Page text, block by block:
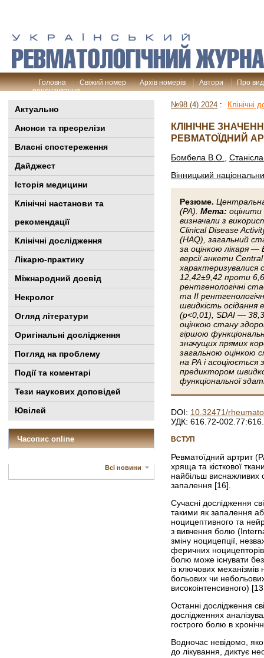
Головна Свіжий номер Архів номерів Автори
Про
рецензування
Актуально
Анонси та пресрелізи
Власні спостереження
Дайджест
Історія медицини
Клінiчні настанови та
рекомендації
Клінічні дослідження
Лікарю-практику
Міжнародний досвід
Некролог
Огляд літератури
Оригінальні дослідження
Погляд на проблему
Події та коментарі
Тези наукових доповідей
Ювілей
Часопис online
Всі новини
№98 (4) 2024 : Клінічні
КЛІНІЧНЕ
РЕВМАТОЇДНИЙ
Бомбела В.О.
Вінницький
Резюме.
(РА). Мета: оцінити
визначали з
Clinical Disease
(HAQ), загальний
за оцінкою лікаря —
версії анкети
12,42±9,42 проти
рентгенологічні
та ІІ
швидкість
(p<0,01), SDAI —
оцінкою стану
гіршою
значущих прямих
загальною оцінкою
на РА і асоціюється
предиктором
функціональної
DOI: 10.32471/
УДК: 616.72-
ВСТУП
Ревматоїдний артрит
хряща та кісткової
найбільш виснажливих
запалення [16].
Сучасні дослідження
такими як запалення
ноцицептивного та
з вивчення болю
зміну ноцицепції,
феричних
болю може існувати
із ключових
больових чи
високоінтенсивного)
Останні дослідження
дослідженнях
гострого болю в
Водночас невідомо,
до лікування, диктує